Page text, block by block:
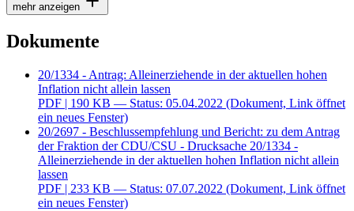
mehr anzeigen
Dokumente
20/1334 - Antrag: Alleinerziehende in der aktuellen hohen
Inflation nicht allein lassen
PDF | 190 KB — Status: 05.04.2022 (Dokument, Link öffnet
ein neues Fenster)
20/2697 - Beschlussempfehlung und Bericht: zu dem Antrag
der Fraktion der CDU/CSU - Drucksache 20/1334 -
Alleinerziehende in der aktuellen hohen Inflation nicht allein
lassen
PDF | 233 KB — Status: 07.07.2022 (Dokument, Link öffnet
ein neues Fenster)